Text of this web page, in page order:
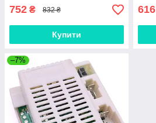
752 ₴ 832 ₴
Купити
616
–7%